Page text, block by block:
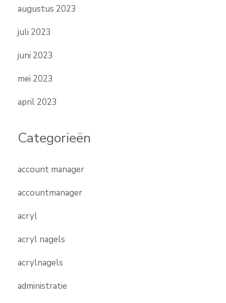
augustus 2023
juli 2023
juni 2023
mei 2023
april 2023
Categorieën
account manager
accountmanager
acryl
acryl nagels
acrylnagels
administratie